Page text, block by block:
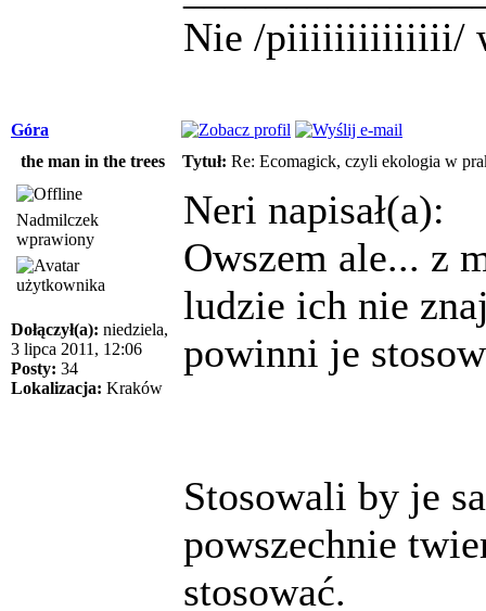
Nie /piiiiiiiiiiiiii/
Góra
the man in the trees
Tytuł: Re: Ecomagick, czyli ekologia w
Nadmilczek
wprawiony
Dołączył(a): niedziela,
3 lipca 2011, 12:06
Posty: 34
Lokalizacja: Kraków
Neri napisał(a):
Owszem ale... z
ludzie ich nie
powinni je
Stosowali by je
powszechnie
stosować.